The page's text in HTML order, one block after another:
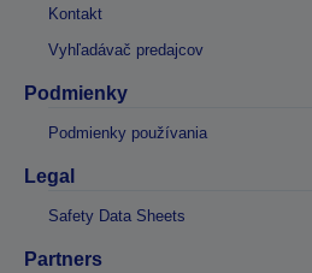
Kontakt
Vyhľadávač predajcov
Podmienky
Podmienky používania
Legal
Safety Data Sheets
Partners